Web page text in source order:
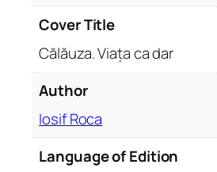
i
Cover Title
Călăuza. Viața ca dar
Author
Iosif Roca
Language of Edition